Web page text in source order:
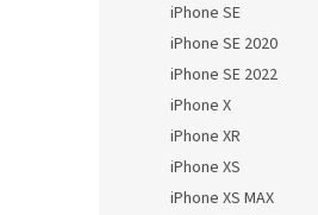
iPhone SE
iPhone SE 2020
iPhone SE 2022
iPhone X
iPhone XR
iPhone XS
iPhone XS MAX